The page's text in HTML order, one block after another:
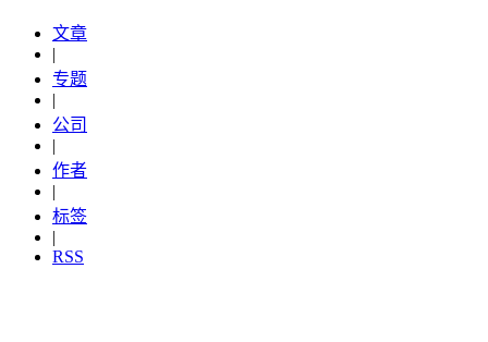
文章
|
专题
|
公司
|
作者
|
标签
|
RSS